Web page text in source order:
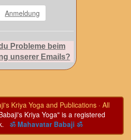
Anmeldung
Probleme beim
unserer Emails?
Kriya Yoga and Publications · All
Kriya Yoga" is a registered
ॐ Mahavatar Babaji ॐ